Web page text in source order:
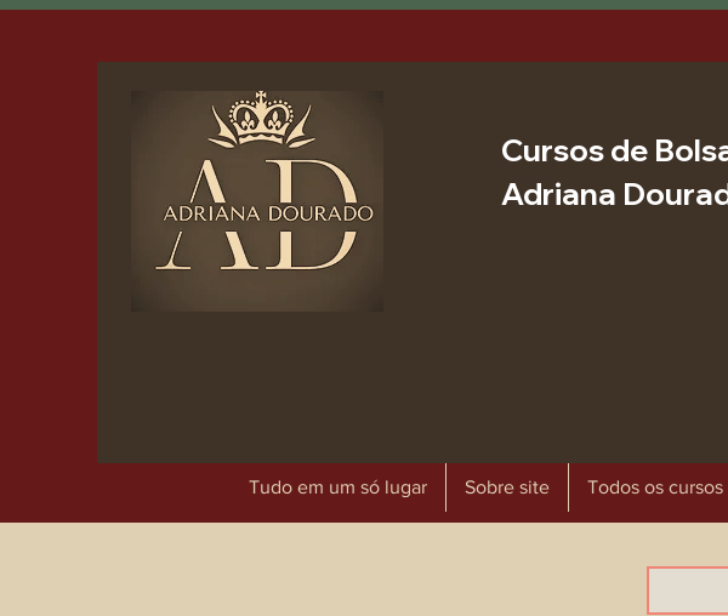
Cursos de
Adriana
Tudo em um só lugar Sobre site Todos os cursos